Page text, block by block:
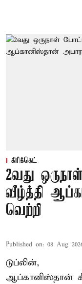
கிரிக்கெட்
2வது
வீழ்த்தி
வெற்றி
Published on: 08 Aug
டுப்லின்,
ஆப்கானிஸ்தான்